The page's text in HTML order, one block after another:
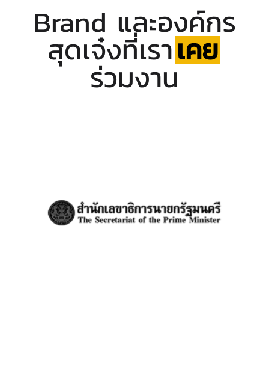
Brand และองค์กร
สุดเจ๋งที่เราเคย
ร่วมงาน